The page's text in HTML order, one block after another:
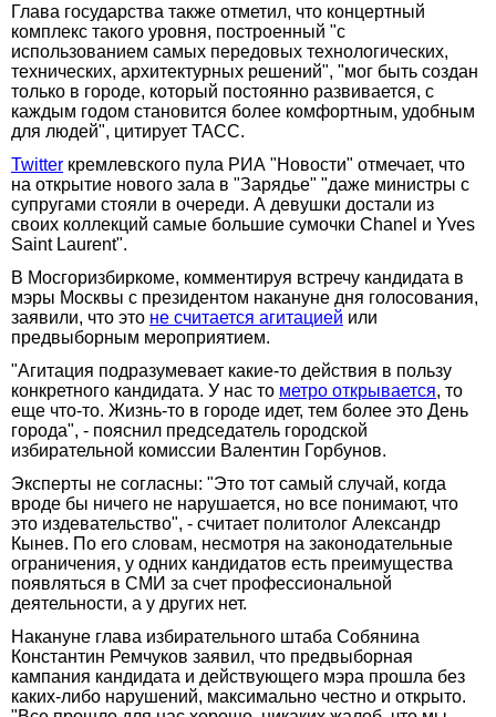
Глава государства также отметил, что концертный
комплекс такого уровня, построенный "с
использованием самых передовых технологических,
технических, архитектурных решений", "мог быть создан
только в городе, который постоянно развивается, с
каждым годом становится более комфортным, удобным
для людей", цитирует ТАСС.
Twitter кремлевского пула РИА "Новости" отмечает, что
на открытие нового зала в "Зарядье" "даже министры с
супругами стояли в очереди. А девушки достали из
своих коллекций самые большие сумочки Chanel и Yves
Saint Laurent".
В Мосгоризбиркоме, комментируя встречу кандидата в
мэры Москвы с президентом накануне дня голосования,
заявили, что это не считается агитацией или
предвыборным мероприятием.
"Агитация подразумевает какие-то действия в пользу
конкретного кандидата. У нас то метро открывается, то
еще что-то. Жизнь-то в городе идет, тем более это День
города", - пояснил председатель городской
избирательной комиссии Валентин Горбунов.
Эксперты не согласны: "Это тот самый случай, когда
вроде бы ничего не нарушается, но все понимают, что
это издевательство", - считает политолог Александр
Кынев. По его словам, несмотря на законодательные
ограничения, у одних кандидатов есть преимущества
появляться в СМИ за счет профессиональной
деятельности, а у других нет.
Накануне глава избирательного штаба Собянина
Константин Ремчуков заявил, что предвыборная
кампания кандидата и действующего мэра прошла без
каких-либо нарушений, максимально честно и открыто.